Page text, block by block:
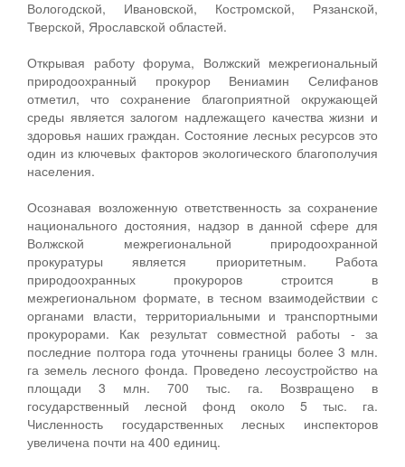
Вологодской, Ивановской, Костромской, Рязанской,
Тверской, Ярославской областей.
Открывая работу форума, Волжский межрегиональный
природоохранный прокурор Вениамин Селифанов
отметил, что сохранение благоприятной окружающей
среды является залогом надлежащего качества жизни и
здоровья наших граждан. Состояние лесных ресурсов это
один из ключевых факторов экологического благополучия
населения.
Осознавая возложенную ответственность за сохранение
национального достояния, надзор в данной сфере для
Волжской межрегиональной природоохранной
прокуратуры является приоритетным. Работа
природоохранных прокуроров строится в
межрегиональном формате, в тесном взаимодействии с
органами власти, территориальными и транспортными
прокурорами. Как результат совместной работы - за
последние полтора года уточнены границы более 3 млн.
га земель лесного фонда. Проведено лесоустройство на
площади 3 млн. 700 тыс. га. Возвращено в
государственный лесной фонд около 5 тыс. га.
Численность государственных лесных инспекторов
увеличена почти на 400 единиц.